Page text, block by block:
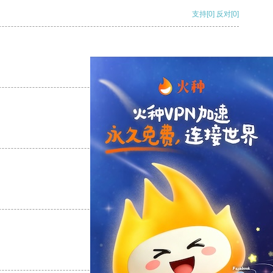
支持[0] 反对[0]
支持 [0] 反对[0]
支持[0] 反对
支持[0] 反对[0]